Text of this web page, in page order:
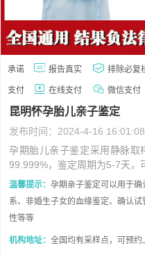
承诺 报告真实 排除必复
支付 在线支付 微信支付
昆明怀孕胎儿亲子鉴定
发布时间：2024-4-16 16:01:08
孕期胎儿亲子鉴定采用静脉
99.999%，鉴定周期为5-7天，
温馨提示： 孕期亲子鉴定可以用于
系、非婚生子女的血缘鉴定、确认
性等等
机构地址： 全国均有采样点，可预